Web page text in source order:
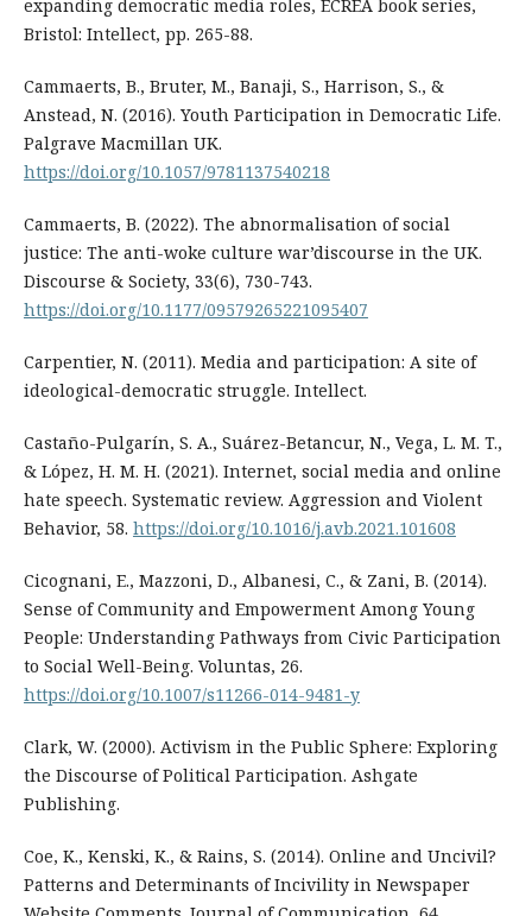
expanding democratic media roles, ECREA book series,
Bristol: Intellect, pp. 265-88.
Cammaerts, B., Bruter, M., Banaji, S., Harrison, S., &
Anstead, N. (2016). Youth Participation in Democratic Life.
Palgrave Macmillan UK.
https://doi.org/10.1057/9781137540218
Cammaerts, B. (2022). The abnormalisation of social
justice: The anti-woke culture war’discourse in the UK.
Discourse & Society, 33(6), 730-743.
https://doi.org/10.1177/09579265221095407
Carpentier, N. (2011). Media and participation: A site of
ideological-democratic struggle. Intellect.
Castaño-Pulgarín, S. A., Suárez-Betancur, N., Vega, L. M. T.,
& López, H. M. H. (2021). Internet, social media and online
hate speech. Systematic review. Aggression and Violent
Behavior, 58. https://doi.org/10.1016/j.avb.2021.101608
Cicognani, E., Mazzoni, D., Albanesi, C., & Zani, B. (2014).
Sense of Community and Empowerment Among Young
People: Understanding Pathways from Civic Participation
to Social Well-Being. Voluntas, 26.
https://doi.org/10.1007/s11266-014-9481-y
Clark, W. (2000). Activism in the Public Sphere: Exploring
the Discourse of Political Participation. Ashgate
Publishing.
Coe, K., Kenski, K., & Rains, S. (2014). Online and Uncivil?
Patterns and Determinants of Incivility in Newspaper